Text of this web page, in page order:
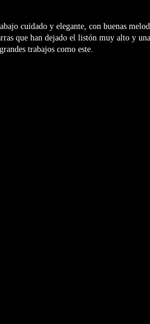
cuidado y elegante, con buenas
que han dejado el listón muy alto y
trabajos como este.